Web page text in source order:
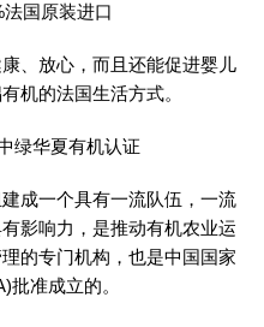
国原装进口
、放心，而且还能促进婴儿
机的法国生活方式。
绿华夏有机认证
成一个具有一流队伍，一流
影响力，是推动有机农业运
的专门机构，也是中国国家
准成立的。